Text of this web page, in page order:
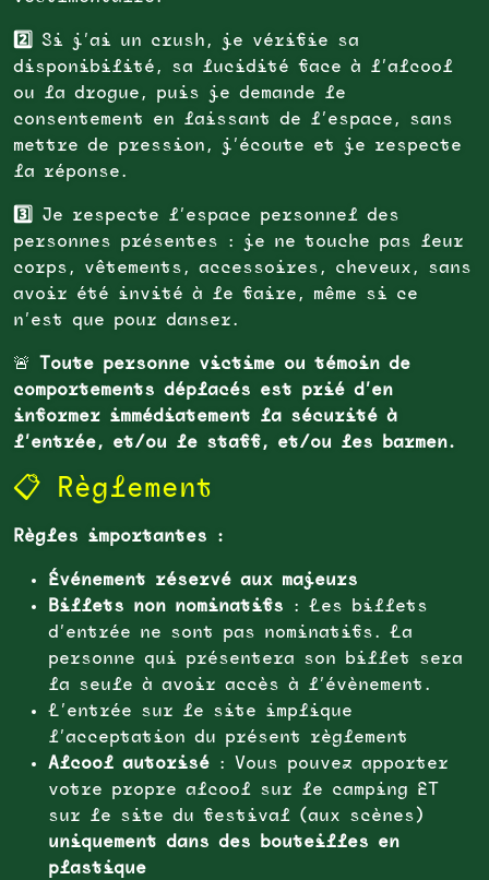
2️⃣
Si j’ai un crush, je vérifie sa
disponibilité, sa lucidité face à l’alcool
ou la drogue, puis je demande le
consentement en laissant de l’espace, sans
mettre de pression, j’écoute et je respecte
la réponse.
3️⃣
Je respecte l’espace personnel des
personnes présentes : je ne touche pas leur
corps, vêtements, accessoires, cheveux, sans
avoir été invité à le faire, même si ce
n’est que pour danser.
🚨
Toute personne victime ou témoin de
comportements déplacés est prié d’en
informer immédiatement la sécurité à
l’entrée, et/ou le staff, et/ou les barmen.
📋 Règlement
Règles importantes :
Événement réservé aux majeurs
Billets non nominatifs : Les billets
d’entrée ne sont pas nominatifs. La
personne qui présentera son billet sera
la seule à avoir accès à l’évènement.
L’entrée sur le site implique
l’acceptation du présent règlement
Alcool autorisé : Vous pouvez apporter
votre propre alcool sur le camping ET
sur le site du festival (aux scènes)
uniquement dans des bouteilles en
plastique